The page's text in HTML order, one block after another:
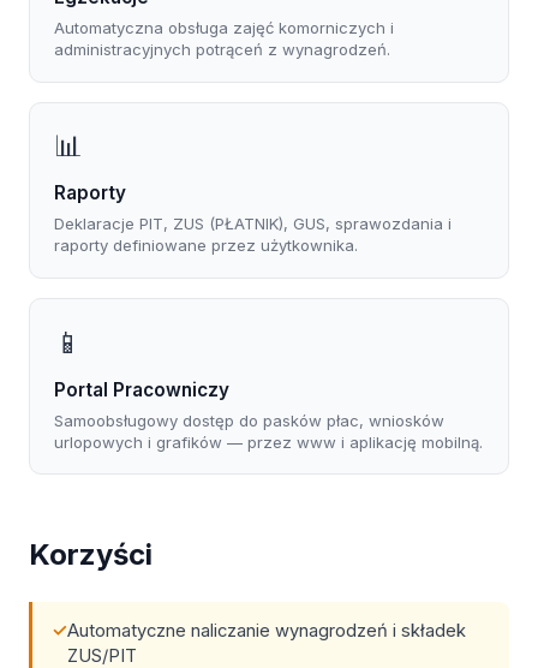
Automatyczna obsługa zajęć komorniczych i
administracyjnych potrąceń z wynagrodzeń.
📊
Raporty
Deklaracje PIT, ZUS (PŁATNIK), GUS, sprawozdania i
raporty definiowane przez użytkownika.
📱
Portal Pracowniczy
Samoobsługowy dostęp do pasków płac, wniosków
urlopowych i grafików — przez www i aplikację mobilną.
Korzyści
Automatyczne naliczanie wynagrodzeń i składek
ZUS/PIT